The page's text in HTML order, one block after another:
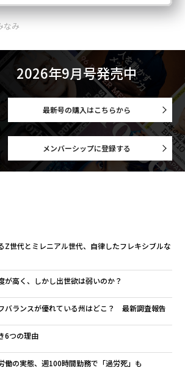
なみ
2026年9月号発売中
最新号の購入はこちらから
メンバーシップに登録する
Z世代とミレニアル世代、自律したフレキシブルな
が高く、しかし出世欲は弱いのか？
バランスが優れている州はどこ？ 最新調査報告
6つの理由
働の実態、週100時間勤務で「過労死」も